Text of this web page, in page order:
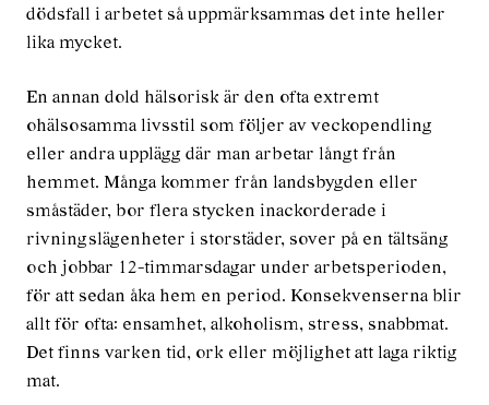
dödsfall i arbetet så uppmärksammas det inte heller
lika mycket.
En annan dold hälsorisk är den ofta extremt
ohälsosamma livsstil som följer av veckopendling
eller andra upplägg där man arbetar långt från
hemmet. Många kommer från landsbygden eller
småstäder, bor flera stycken inackorderade i
rivningslägenheter i storstäder, sover på en tältsäng
och jobbar 12-timmarsdagar under arbetsperioden,
för att sedan åka hem en period. Konsekvenserna blir
allt för ofta: ensamhet, alkoholism, stress, snabbmat.
Det finns varken tid, ork eller möjlighet att laga riktig
mat.